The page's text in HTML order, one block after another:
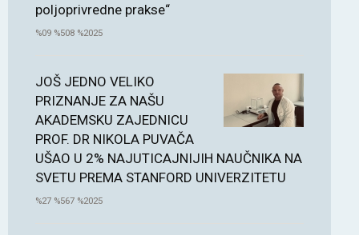
poljoprivredne prakse“
%09 %508 %2025
JOŠ JEDNO VELIKO
PRIZNANJE ZA NAŠU
AKADEMSKU ZAJEDNICU
PROF. DR NIKOLA PUVAČA
UŠAO U 2% NAJUTICAJNIJIH NAUČNIKA NA
SVETU PREMA STANFORD UNIVERZITETU
%27 %567 %2025